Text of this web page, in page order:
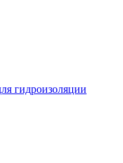
гидроизоляции